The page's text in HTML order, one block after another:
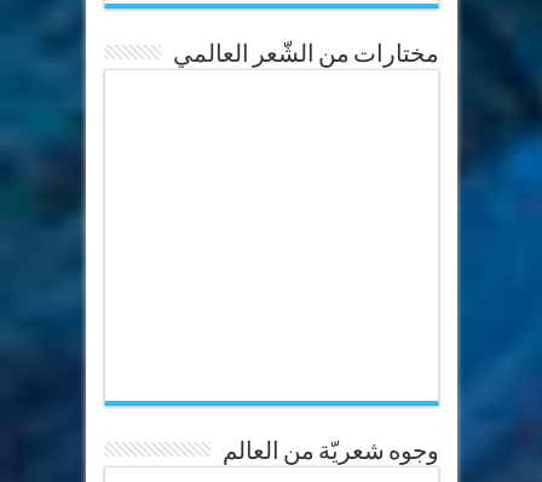
مختارات من الشّعر العالمي
وجوه شعريّة من العالم